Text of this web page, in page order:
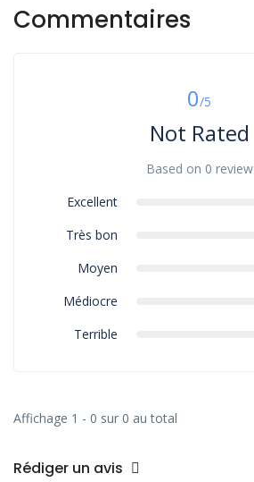
Commentaires
0/5
Not Rated
Based on 0 review
Excellent
Très bon
Moyen
Médiocre
Terrible
Affichage 1 - 0 sur 0 au total
Rédiger un avis